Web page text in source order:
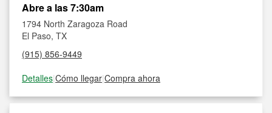
Abre a las 7:30am
1794 North Zaragoza Road
El Paso, TX
(915) 856-9449
Detalles|Cómo llegar|Compra ahora